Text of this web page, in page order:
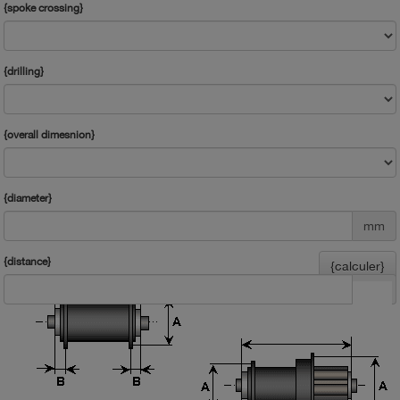
{spoke crossing}
{drilling}
{overall dimesnion}
{diameter}
mm
{distance} {calculer}